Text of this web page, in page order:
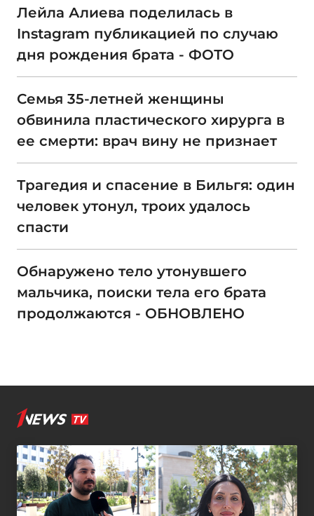
Лейла Алиева поделилась в
Instagram публикацией по случаю
дня рождения брата - ФОТО
Семья 35-летней женщины
обвинила пластического хирурга в
ее смерти: врач вину не признает
Трагедия и спасение в Бильгя: один
человек утонул, троих удалось
спасти
Обнаружено тело утонувшего
мальчика, поиски тела его брата
продолжаются - ОБНОВЛЕНО